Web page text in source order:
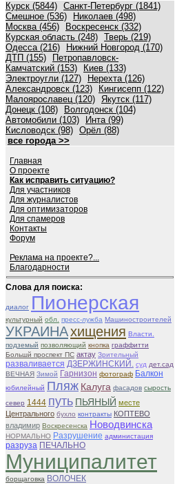
Курск (5844) Санкт-Петербург (1841)
Смешное (536)
Николаев (498)
Москва (456)
Воскресенск (332)
Курская область (248) Тверь (219)
Одесса (216)
Нижний Новгород (170)
ДТП (155)
Петропавловск-
Камчатский (153)
Киев (133)
Электроугли (127)
Нерехта (126)
Александровск (123)
Кингисепп (122)
Малоярославец (120) Якутск (117)
Донецк (108)
Волгодонск (104)
Автомобили (103)
Инта (99)
Кисловодск (98) Орёл (88)
все города >>
Главная
О проекте
Как исправить ситуацию?
Для участников
Для журналистов
Для оптимизаторов
Для спамеров
Контакты
Форум
Реклама на проекте?...
Благодарности
Слова для поиска:
диалог Пионерская
культурный обл. пресс-лужба Машиностроителей
УКРАИНАхищения Власти.
подземый позволяющий кнопка граффитти
Большй проспект ПС актау Зрительный
разваливается ДЗЕРЖИНСКИЙ. суд дет.сад
ВЕЧНАЯ Зимой Гарнизон фотограф Балкон
юбилейный Пляж Калуга фасадов сырость
север 1444 путь ПЬЯНЫЙ месте
Центрального бухло контракты КОПТЕВО
владимир Воскресенска Новодвинска
НОРМАЛЬНО Разрушение администация
разруза ПЕЧАЛЬНО
Муниципалитет
борщаговка ВОЛОЧЕК